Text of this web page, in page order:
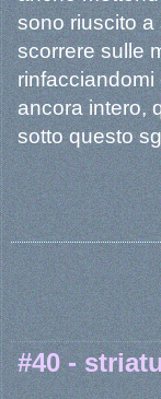
sono riuscito a
scorrere sulle
rinfacciandomi
ancora intero,
sotto questo
#40 -